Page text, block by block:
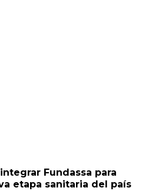
Fundassa para
etapa sanitaria del país